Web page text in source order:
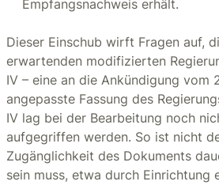
Empfangsnachweis erhält.
Dieser Einschub wirft Fragen auf,
erwartenden modifizierten
IV – eine an die Ankündigung vom
angepasste Fassung des
IV lag bei der Bearbeitung noch
aufgegriffen werden. So ist nicht
Zugänglichkeit des Dokuments
sein muss, etwa durch Einrichtung